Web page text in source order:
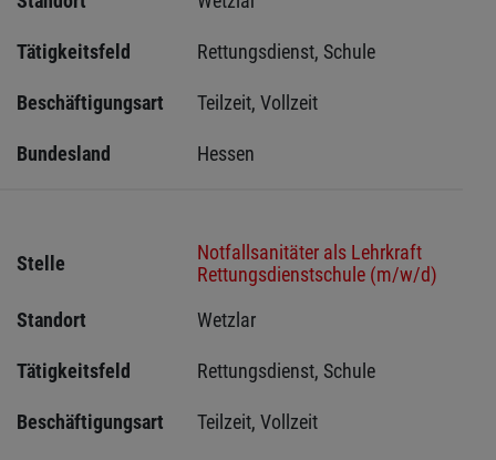
Tätigkeitsfeld Rettungsdienst, Schule
Beschäftigungsart Teilzeit, Vollzeit
Bundesland Hessen
Stelle
Notfallsanitäter als Lehrkraft
Rettungsdienstschule (m/w/d)
Standort
Wetzlar
Tätigkeitsfeld Rettungsdienst, Schule
Beschäftigungsart Teilzeit, Vollzeit